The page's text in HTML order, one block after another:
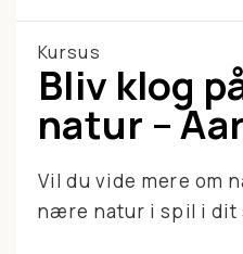
Kursus
Bliv klog
natur –
Vil du vide mere om
nære natur i spil i dit